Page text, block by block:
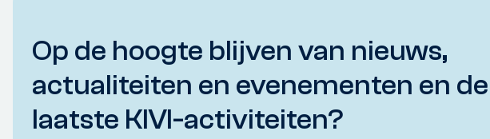
Op de hoogte blijven van nieuws,
actualiteiten en evenementen en de
laatste KIVI-activiteiten?